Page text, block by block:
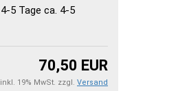
ca. 4-5
70,50 EUR
inkl. 19% MwSt. zzgl. Versand